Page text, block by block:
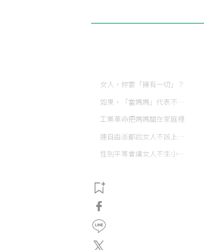
女人，妳要「擁有一切」？
如果，「當媽媽」代表不能去工作……
工業革命把媽媽關在家庭裡
連自由派都說女人不該上班？
性別平等會讓女人不生小孩？答案恰恰相反！